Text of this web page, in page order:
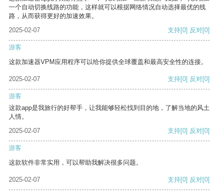
一个自动切换线路的功能，这样就可以根据网络情况自动选择最优的线
路，从而获得更好的加速效果。
2025-02-07
支持[0] 反对[0]
游客
这款加速器VPM应用程序可以给你提供全球覆盖和最高安全性的连接。
2025-02-07 支持[0] 反对[0]
游客
这款app是我旅行的好帮手，让我能够轻松找到目的地，了解当地的风土
人情。
2025-02-07
支持[0] 反对[0]
游客
这款软件非常实用，可以帮助我解决很多问题。
2025-02-07 支持[0] 反对[0]